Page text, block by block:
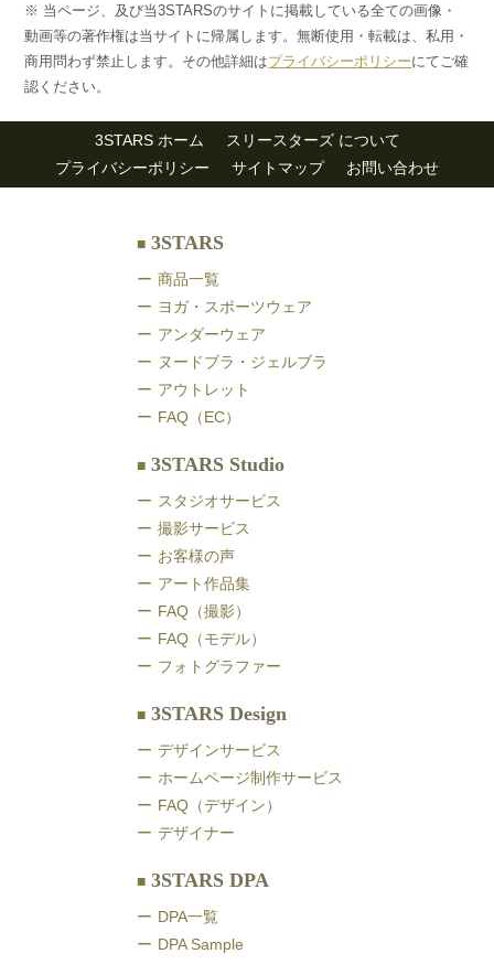
※ 当ページ、及び当3STARSのサイトに掲載している全ての画像・
動画等の著作権は当サイトに帰属します。無断使用・転載は、私用・
商用問わず禁止します。その他詳細はプライバシーポリシーにてご確
認ください。
3STARS ホーム
スリースターズ について
プライバシーポリシー
サイトマップ お問い合わせ
3STARS
商品一覧
ヨガ・スポーツウェア
アンダーウェア
ヌードブラ・ジェルブラ
アウトレット
FAQ（EC）
3STARS Studio
スタジオサービス
撮影サービス
お客様の声
アート作品集
FAQ（撮影）
FAQ（モデル）
フォトグラファー
3STARS Design
デザインサービス
ホームページ制作サービス
FAQ（デザイン）
デザイナー
3STARS DPA
DPA一覧
DPA Sample